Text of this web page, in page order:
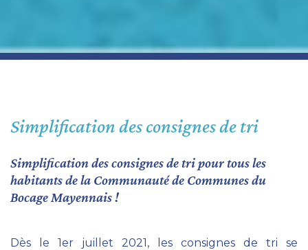
Simplification des consignes de tri
Simplification des consignes de tri pour tous les
habitants de la Communauté de Communes du
Bocage Mayennais !
Dès le 1er juillet 2021, les consignes de tri se